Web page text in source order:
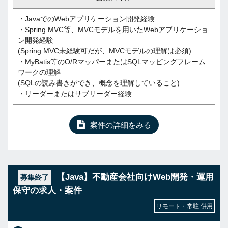
・JavaでのWebアプリケーション開発経験
・Spring MVC等、MVCモデルを用いたWebアプリケーショ
ン開発経験
(Spring MVC未経験可だが、MVCモデルの理解は必須)
・MyBatis等のO/RマッパーまたはSQLマッピングフレーム
ワークの理解
(SQLの読み書きができ、概念を理解していること)
・リーダーまたはサブリーダー経験
案件の詳細をみる
募集終了
【Java】不動産会社向けWeb開発・運用
保守の求人・案件
リモート・常駐 併用